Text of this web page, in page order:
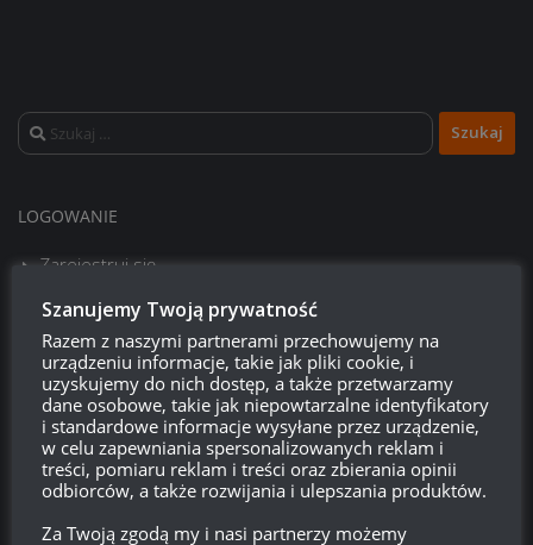
Szukaj:
LOGOWANIE
Zarejestruj się
Zaloguj się
Kanał wpisów
Kanał komentarzy
WordPress.org
Szanujemy Twoją prywatność
Razem z naszymi partnerami przechowujemy na
urządzeniu informacje, takie jak pliki cookie, i
uzyskujemy do nich dostęp, a także przetwarzamy
dane osobowe, takie jak niepowtarzalne identyfikatory
i standardowe informacje wysyłane przez urządzenie,
w celu zapewniania spersonalizowanych reklam i
treści, pomiaru reklam i treści oraz zbierania opinii
odbiorców, a także rozwijania i ulepszania produktów.
Za Twoją zgodą my i nasi partnerzy możemy